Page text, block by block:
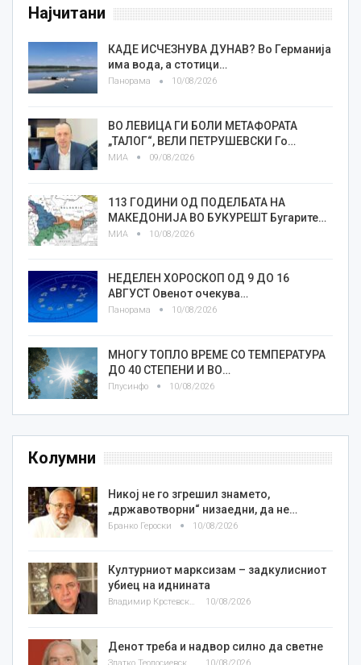
Најчитани
КАДЕ ИСЧЕЗНУВА ДУНАВ? Во Германија
има вода, а стотици…
Панорама 10/08/2026
ВО ЛЕВИЦА ГИ БОЛИ МЕТАФОРАТА
„ТАЛОГ“, ВЕЛИ ПЕТРУШЕВСКИ Го…
МИА 09/08/2026
113 ГОДИНИ ОД ПОДЕЛБАТА НА
МАКЕДОНИЈА ВО БУКУРЕШТ Бугарите…
МИА 10/08/2026
НЕДЕЛЕН ХОРОСКОП ОД 9 ДО 16
АВГУСТ Овенот очекува…
Панорама 10/08/2026
МНОГУ ТОПЛО ВРЕМЕ СО ТЕМПЕРАТУРА
ДО 40 СТЕПЕНИ И ВО…
Плусинфо 10/08/2026
Колумни
Никој не го згрешил знамето,
„државотворни“ низаедни, да не…
Бранко Героски 10/08/2026
Културниот марксизам – задкулисниот
убиец на иднината
Владимир Крстевски 10/08/2026
Денот треба и надвор силно да светне
10/08/2026